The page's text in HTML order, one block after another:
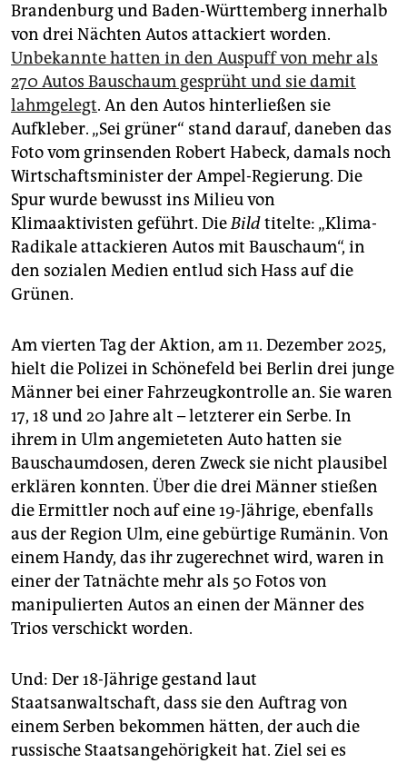
Brandenburg und Baden-Württemberg innerhalb
von drei Nächten Autos attackiert worden.
Unbekannte hatten in den Auspuff von mehr als
270 Autos Bauschaum gesprüht und sie damit
lahmgelegt. An den Autos hinterließen sie
Aufkleber. „Sei grüner“ stand darauf, daneben das
Foto vom grinsenden Robert Habeck, damals noch
Wirtschaftsminister der Ampel-Regierung. Die
Spur wurde bewusst ins Milieu von
Klimaaktivisten geführt. DieBildtitelte: „Klima-
Radikale attackieren Autos mit Bauschaum“, in
den sozialen Medien entlud sich Hass auf die
Grünen.
Am vierten Tag der Aktion, am 11. Dezember 2025,
hielt die Polizei in Schönefeld bei Berlin drei junge
Männer bei einer Fahrzeugkontrolle an. Sie waren
17, 18 und 20 Jahre alt – letzterer ein Serbe. In
ihrem in Ulm angemieteten Auto hatten sie
Bauschaumdosen, deren Zweck sie nicht plausibel
erklären konnten. Über die drei Männer stießen
die Ermittler noch auf eine 19-Jährige, ebenfalls
aus der Region Ulm, eine gebürtige Rumänin. Von
einem Handy, das ihr zugerechnet wird, waren in
einer der Tatnächte mehr als 50 Fotos von
manipulierten Autos an einen der Männer des
Trios verschickt worden.
Und: Der 18-Jährige gestand laut
Staatsanwaltschaft, dass sie den Auftrag von
einem Serben bekommen hätten, der auch die
russische Staatsangehörigkeit hat. Ziel sei es